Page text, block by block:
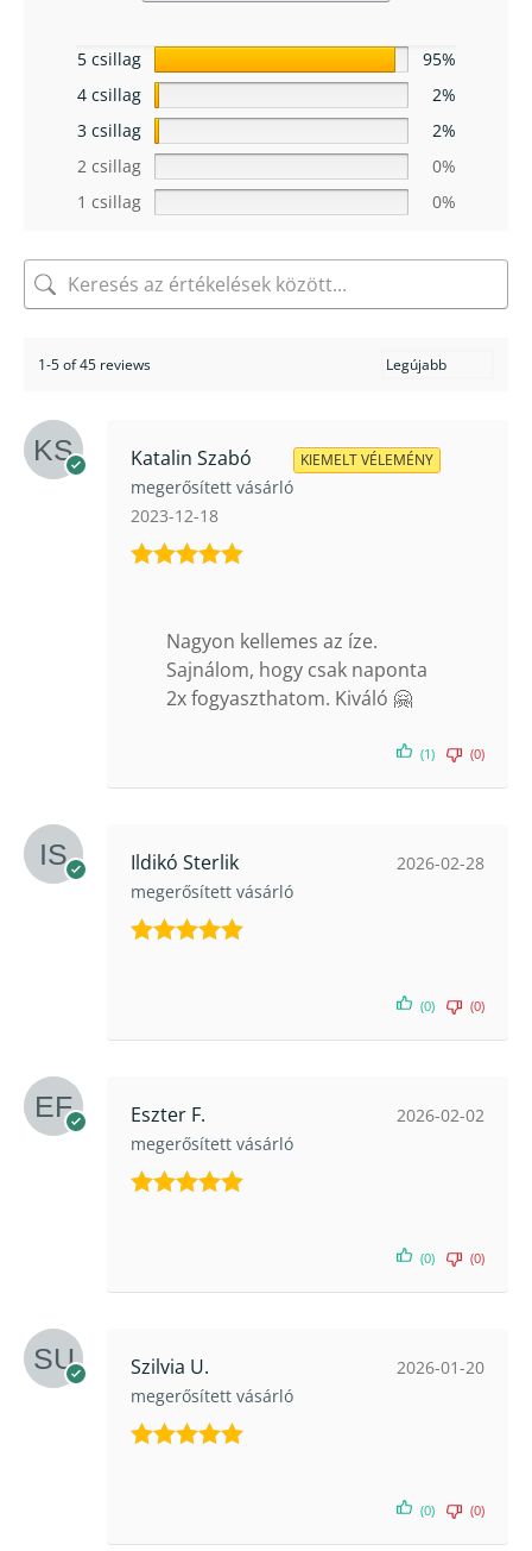
5 csillag
95%
4 csillag
2%
3 csillag
2%
2 csillag
0%
1 csillag
0%
1-5 of 45 reviews
Katalin Szabó
megerősített vásárló
KIEMELT VÉLEMÉNY
2023-12-18
Nagyon kellemes az íze.
Sajnálom, hogy csak naponta
2x fogyaszthatom. Kiváló 🤗
(1) (0)
Ildikó Sterlik
megerősített vásárló
2026-02-28
(0) (0)
Eszter F.
megerősített vásárló
2026-02-02
(0) (0)
Szilvia U.
megerősített vásárló
2026-01-20
(0) (0)